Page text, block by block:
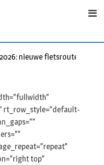
nieuwe fietsroutes
rt_row_style=”default-
top”